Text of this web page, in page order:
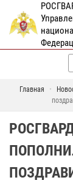
Главная